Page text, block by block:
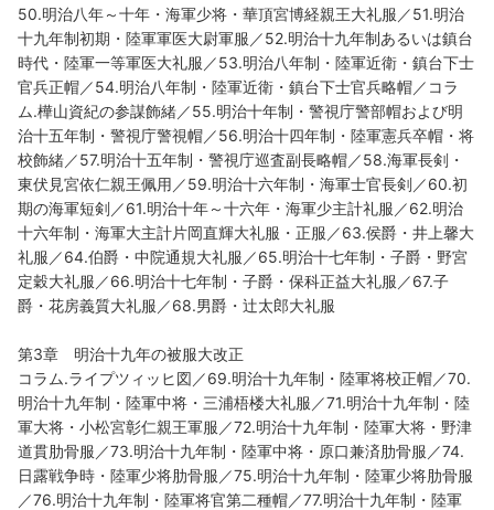
50.明治八年～十年・海軍少将・華頂宮博経親王大礼服／51.明治
十九年制初期・陸軍軍医大尉軍服／52.明治十九年制あるいは鎮台
時代・陸軍一等軍医大礼服／53.明治八年制・陸軍近衛・鎮台下士
官兵正帽／54.明治八年制・陸軍近衛・鎮台下士官兵略帽／コラ
ム.樺山資紀の参謀飾緒／55.明治十年制・警視庁警部帽および明
治十五年制・警視庁警視帽／56.明治十四年制・陸軍憲兵卒帽・将
校飾緒／57.明治十五年制・警視庁巡査副長略帽／58.海軍長剣・
東伏見宮依仁親王佩用／59.明治十六年制・海軍士官長剣／60.初
期の海軍短剣／61.明治十年～十六年・海軍少主計礼服／62.明治
十六年制・海軍大主計片岡直輝大礼服・正服／63.侯爵・井上馨大
礼服／64.伯爵・中院通規大礼服／65.明治十七年制・子爵・野宮
定穀大礼服／66.明治十七年制・子爵・保科正益大礼服／67.子
爵・花房義質大礼服／68.男爵・辻太郎大礼服
第3章 明治十九年の被服大改正
コラム.ライプツィッヒ図／69.明治十九年制・陸軍将校正帽／70.
明治十九年制・陸軍中将・三浦梧楼大礼服／71.明治十九年制・陸
軍大将・小松宮彰仁親王軍服／72.明治十九年制・陸軍大将・野津
道貫肋骨服／73.明治十九年制・陸軍中将・原口兼済肋骨服／74.
日露戦争時・陸軍少将肋骨服／75.明治十九年制・陸軍少将肋骨服
／76.明治十九年制・陸軍将官第二種帽／77.明治十九年制・陸軍